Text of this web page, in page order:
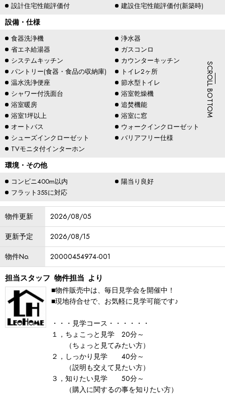
設計住宅性能評価付
建設住宅性能評価付(新築時)
設備・仕様
食器洗浄機
浄水器
省エネ給湯器
ガスコンロ
システムキッチン
カウンターキッチン
パントリー(食器・食品の収納庫)
トイレ2ヶ所
温水洗浄便座
節水型トイレ
シャワー付洗面台
浴室乾燥機
浴室暖房
追焚機能
浴室1坪以上
浴室に窓
オートバス
ウォークインクローゼット
シューズインクローゼット
バリアフリー仕様
TVモニタ付インターホン
環境・その他
コンビニ400m以内
陽当り良好
フラット35Sに対応
物件更新
2026/08/05
更新予定
2026/08/15
物件No.
20000454974-001
担当スタッフ 物件担当 より
■物件販売中は、毎日見学会を開催中！
■現地待合せで、お気軽に見学可能です♪
・・・見学コース・・・・・・
１，ちょこっと見学 20分～
（ちょっと見てみたい方）
２，しっかり見学 40分～
（説明も交えて見たい方）
３，知りたい見学 50分～
（購入に関するの事を知りたい方）
SCROLL BOTTOM